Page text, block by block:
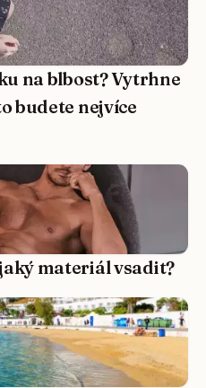
na blbost? Vytrhne
budete nejvíce
materiál vsadit?